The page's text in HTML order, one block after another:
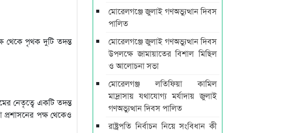
থেকে পৃথক দুটি তদন্ত
নেতৃত্বে একটি তদন্ত
প্রশাসনের পক্ষ থেকেও
মোরেলগঞ্জে জুলাই গণঅভ্যুত্থান দিবস
পালিত
মোরেলগঞ্জে জুলাই গণঅভ্যুত্থান দিবস
উপলক্ষে জামায়াতের বিশাল মিছিল
ও আলোচনা সভা
মোরেলগঞ্জ লতিফিয়া কামিল
মাদ্রাসায় যথাযোগ্য মর্যাদায় জুলাই
গণঅভ্যুত্থান দিবস পালিত
রাষ্ট্রপতি নির্বাচন নিয়ে সংবিধান কী